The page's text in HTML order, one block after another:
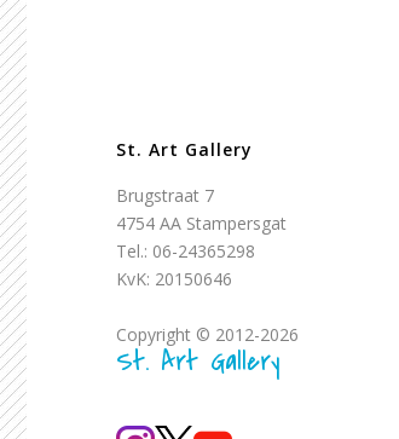
St. Art Gallery
Brugstraat 7
4754 AA Stampersgat
Tel.: 06-24365298
KvK: 20150646
Copyright © 2012-2026
St. Art Gallery